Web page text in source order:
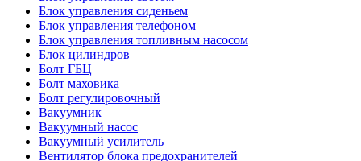
Блок управления сиденьем
Блок управления телефоном
Блок управления топливным насосом
Блок цилиндров
Болт ГБЦ
Болт маховика
Болт регулировочный
Вакуумник
Вакуумный насос
Вакуумный усилитель
Вентилятор блока предохранителей